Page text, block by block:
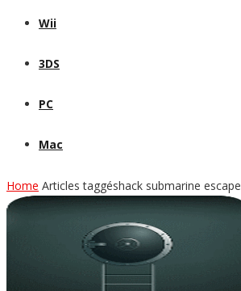
Wii
3DS
PC
Mac
Home Articles taggéshack submarine escape